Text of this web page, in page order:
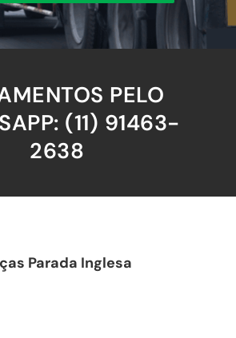
PELO
(11) 91463-
2638
Parada Inglesa